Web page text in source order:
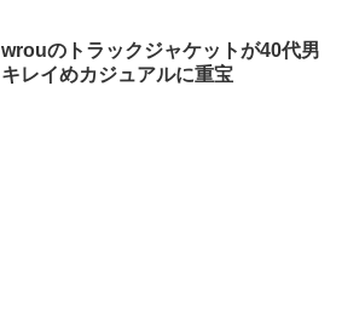
wrouのトラックジャケットが40代男
キレイめカジュアルに重宝